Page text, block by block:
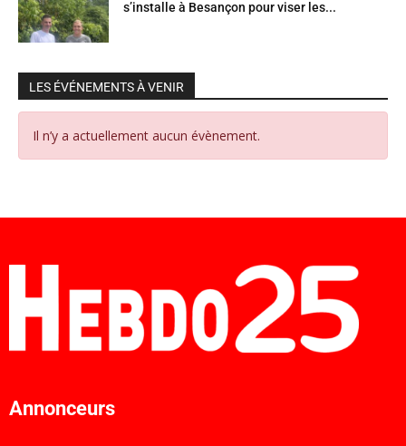
s’installe à Besançon pour viser les...
LES ÉVÉNEMENTS À VENIR
Il n’y a actuellement aucun évènement.
Annonceurs